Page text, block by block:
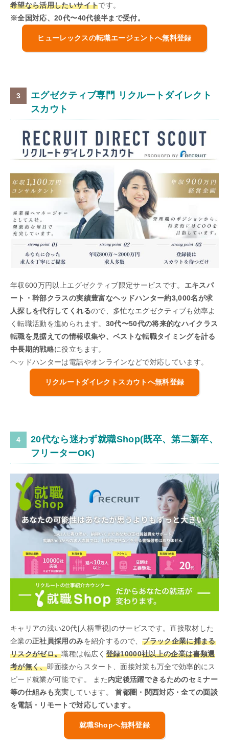
希望なら活用したいサイトです。
※全国対応、20代〜40代後半まで受付。
ヒューレックスの転職エージェントへ無料登録
エグゼクティブ専門 リクルートダイレクト
スカウト
年収600万円以上エグゼクティブ限定サービスです。 エキスパ
ート・幹部クラスの実績豊富なヘッドハンター約3,000名が求
人探しを代行してくれるので、多忙なエグゼクティブも効率よ
く転職活動を進められます。 30代〜50代の将来的なハイクラス
転職を見据えての情報収集や、ベストな転職タイミングを計る
中長期的戦略に役立ちます。
ヘッドハンターは電話やオンラインなどで対応しています。
リクルートダイレクトスカウトへ無料登録
20代なら迷わず就職Shop(既卒、第二新卒、
フリーターOK)
キャリアの浅い20代[人柄重視]のサービスです。直接取材した
企業の正社員採用のみを紹介するので、ブラック企業に捕まる
リスクがゼロ。職種は幅広く 登録10000社以上の企業は書類選
考が無く、即面接からスタート、面接対策も万全で効率的にス
ピード就業が可能です。 また内定後活躍できるためのセミナー
等の仕組みも充実 しています。首都圏・関西対応・全ての面談
を電話・リモートで対応しています。
就職Shopへ無料登録